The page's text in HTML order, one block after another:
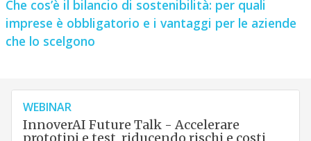
Che cos’è il bilancio di sostenibilità: per quali
imprese è obbligatorio e i vantaggi per le aziende
che lo scelgono
WEBINAR
InnoverAI Future Talk - Accelerare